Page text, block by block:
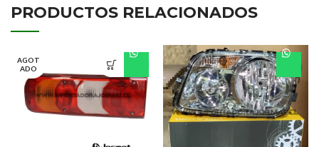
PRODUCTOS RELACIONADOS
AGOT
ADO